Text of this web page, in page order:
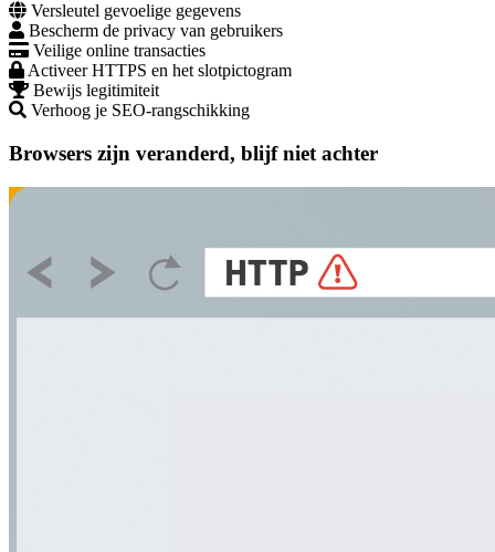
Versleutel gevoelige gegevens
Bescherm de privacy van gebruikers
Veilige online transacties
Activeer HTTPS en het slotpictogram
Bewijs legitimiteit
Verhoog je SEO-rangschikking
Browsers zijn veranderd, blijf niet achter